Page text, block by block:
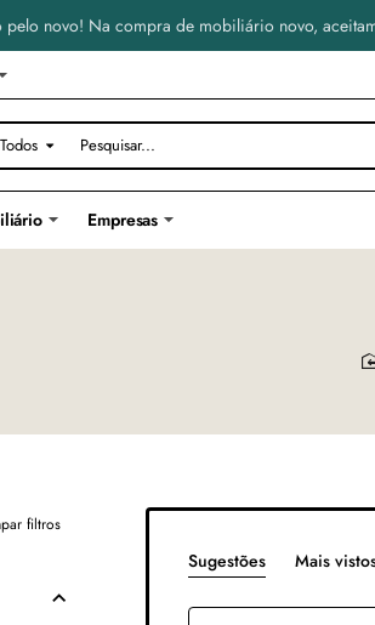
pelo novo! Na compra de mobiliário novo,
Todos
Empresas
filtros
Sugestões Mais